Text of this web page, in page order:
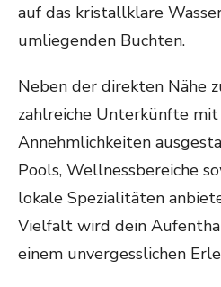
auf das kristallklare
umliegenden Buchten.
Neben der direkten Nähe
zahlreiche Unterkünfte
Annehmlichkeiten
Pools, Wellnessbereiche
lokale Spezialitäten
Vielfalt wird dein
einem unvergesslichen